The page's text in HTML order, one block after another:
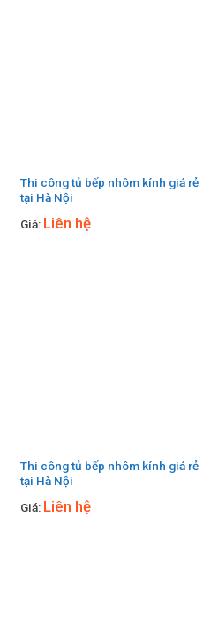
Thi công tủ bếp nhôm kính giá rẻ
tại Hà Nội
Giá: Liên hệ
Thi công tủ bếp nhôm kính giá rẻ
tại Hà Nội
Giá: Liên hệ